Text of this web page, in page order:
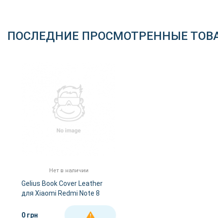
ПОСЛЕДНИЕ ПРОСМОТРЕННЫЕ
Нет в наличии
Gelius Book Cover Leather
для Xiaomi Redmi Note 8
0 грн
ДЕТАЛЬНЕЕ